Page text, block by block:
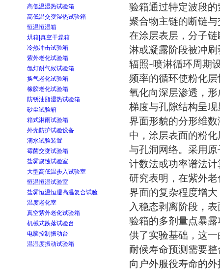
高低温湿热试验箱
高低温交变湿热试验箱
恒温恒湿箱
烘箱|真空干燥箱
冷热冲击试验箱
紫外老化试验箱
氙灯耐气候试验箱
换气老化试验箱
橡胶老化试验箱
防锈油脂湿热试验箱
砂尘试验箱
箱式淋雨试验箱
外壳防护试验设备
滴水试验装置
霉菌交变试验箱
盐雾腐蚀试验室
大型高低温步入试验室
恒温恒湿试验室
盐雾恒温恒湿高温复合试验
温度老化室
真空紫外老化试验箱
机械式跌落试验台
电脑控制振动台
温湿度振动试验箱
验箱通过特定波段
聚合物主链的断链
在涂层表层，分子
淋或凝露阶段被冲
辐照-喷淋循环周期
频率的循环使粉化
氧化向深层渗透，
梯度与孔隙结构呈
界面形貌的分形维
中，涂层表面的粉
与孔洞网络。采用
计数法或功率谱法
研究表明，在紫外
界面的复杂程度增
入稳态剥离阶段，
验箱的多剂量点暴
供了实验基础，这
耐候寿命预测需要
向户外服役寿命的